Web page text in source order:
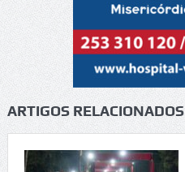
ARTIGOS RELACIONADOS